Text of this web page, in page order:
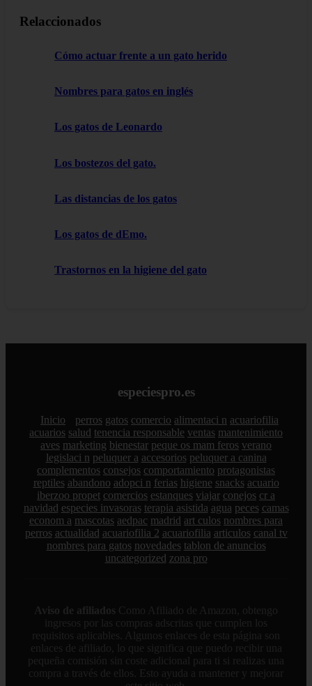
Relaccionados
Cómo actuar frente a un gato herido
Nombres para gatos en inglés
Los gatos de Leonardo
Los bostezos del gato.
Las distancias de los gatos
Los gatos de dEmo.
Trastornos en la higiene del gato
especiespro.es
Inicio perros gatos comercio alimentaci n acuariofilia
acuarios salud tenencia responsable ventas mantenimiento
aves marketing bienestar peque os mam feros verano
legislaci n peluquer a accesorios peluquer a canina
complementos consejos comportamiento protagonistas
reptiles abandono adopci n ferias higiene snacks acuario
iberzoo propet comercios estanques viajar conejos cr a
navidad especies invasoras terapia asistida agua peces camas
econom a mascotas aedpac madrid art culos nombres para
perros actualidad acuariofilia 2 acuariofilia articulos canal tv
nombres para gatos novedades tablon de anuncios
uncategorized zona pro
Aviso de afiliados Como Afiliado de Amazon, obtengo
ingresos por las compras adscritas que cumplen los
requisitos aplicables. Algunos enlaces de esta página son
enlaces de afiliado, lo que significa que puedo recibir una
pequeña comisión sin coste adicional para ti si realizas una
compra a través de ellos. Esto ayuda a mantener y mejorar